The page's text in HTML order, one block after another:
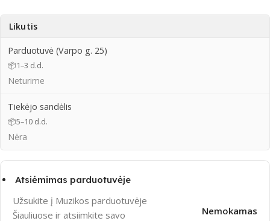
Likutis
Parduotuvė (Varpo g. 25)
📦1–3 d.d.
Neturime
Tiekėjo sandėlis
📦5–10 d.d.
Nėra
Atsiėmimas parduotuvėje
Užsukite į Muzikos parduotuvėje
Šiauliuose ir atsiimkite savo
Nemokamas